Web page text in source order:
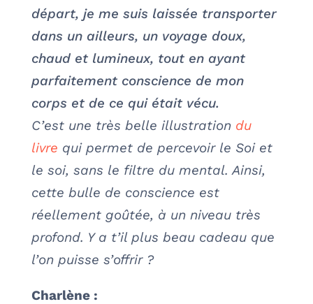
départ, je me suis laissée transporter
dans un ailleurs, un voyage doux,
chaud et lumineux, tout en ayant
parfaitement conscience de mon
corps et de ce qui était vécu.
C’est une très belle illustration du
livre qui permet de percevoir le Soi et
le soi, sans le filtre du mental. Ainsi,
cette bulle de conscience est
réellement goûtée, à un niveau très
profond. Y a t’il plus beau cadeau que
l’on puisse s’offrir ?
Charlène :